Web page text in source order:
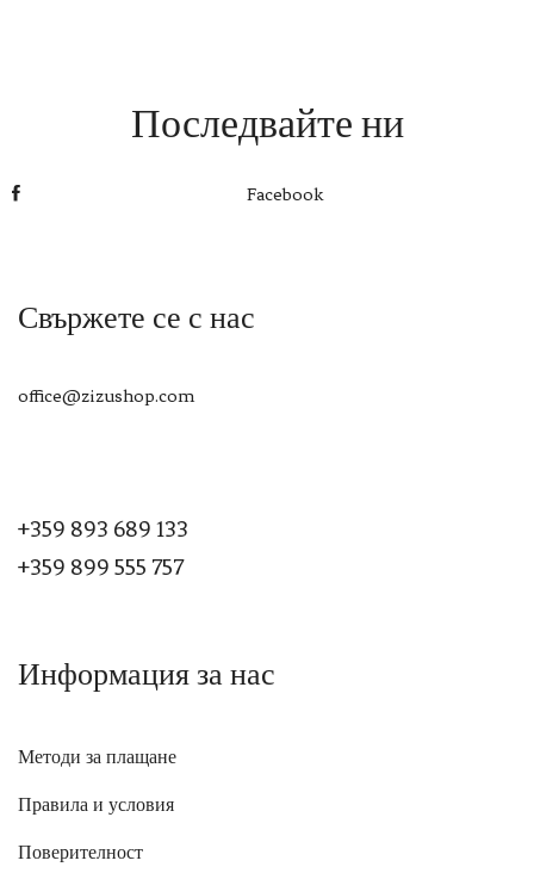
Последвайте ни
Facebook
Свържете се с нас
office@zizushop.com
+359 893 689 133
+359 899 555 757
Информация за нас
Методи за плащане
Правила и условия
Поверителност